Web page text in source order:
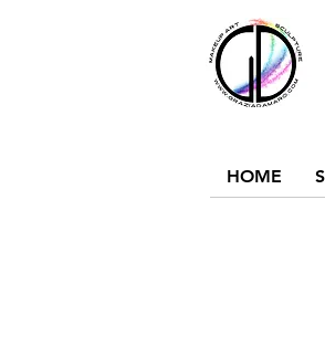
HOME